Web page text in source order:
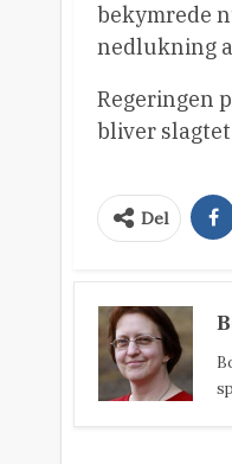
bekymrede
nedlukning
Regeringen
bliver
Del